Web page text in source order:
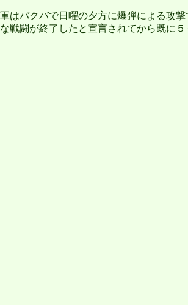
軍はバクバで日曜の夕方に爆弾による攻
戦闘が終了したと宣言されてから既に